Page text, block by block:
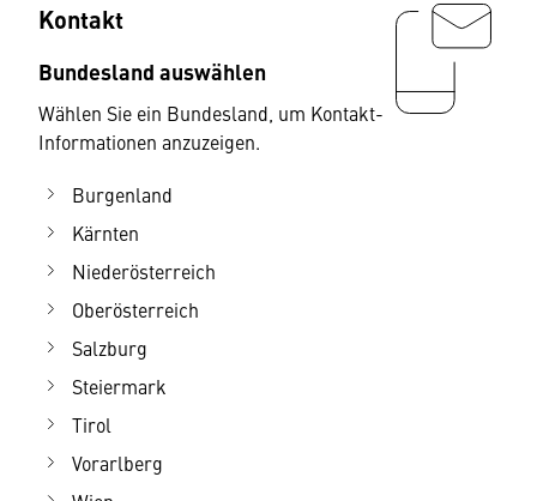
Kontakt
Bundesland auswählen
Wählen Sie ein Bundesland, um Kontakt-
Informationen anzuzeigen.
Burgenland
Kärnten
Niederösterreich
Oberösterreich
Salzburg
Steiermark
Tirol
Vorarlberg